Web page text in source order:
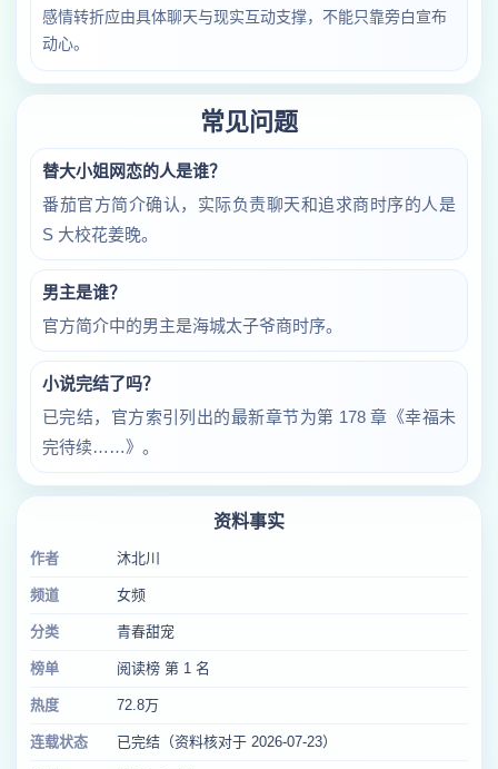
感情转折应由具体聊天与现实互动支撑，不能只靠旁白宣布
动心。
常见问题
替大小姐网恋的人是谁？
番茄官方简介确认，实际负责聊天和追求商时序的人是
S 大校花姜晚。
男主是谁？
官方简介中的男主是海城太子爷商时序。
小说完结了吗？
已完结，官方索引列出的最新章节为第 178 章《幸福未
完待续……》。
资料事实
作者 沐北川
频道 女频
分类 青春甜宠
榜单 阅读榜 第 1 名
热度 72.8万
连载状态 已完结（资料核对于 2026-07-23）